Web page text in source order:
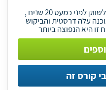
את סביבת הפיתוח NET התחילו לשווק לפני כמעט 20 שנים ,
עלה דרסטית והביקוש
זו היא הנפוצה ביותר
קורס זה